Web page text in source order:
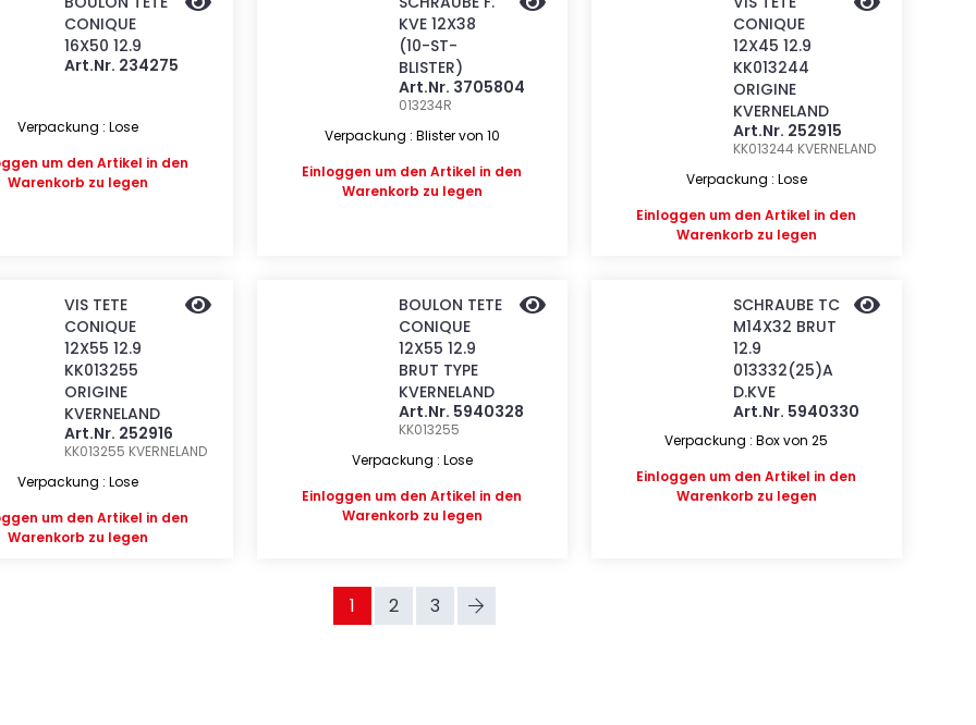
CONIQUE
16X50 12.9
Art.Nr. 234275
Verpackung : Lose
um den Artikel in den
Warenkorb zu legen
KVE 12X38
(10-ST-
BLISTER)
Art.Nr. 3705804
013234R
Verpackung : Blister von 10
Einloggen um den Artikel in den
Warenkorb zu legen
CONIQUE
12X45 12.9
KK013244
ORIGINE
KVERNELAND
Art.Nr. 252915
KK013244 KVERNELAND
Verpackung : Lose
Einloggen um den Artikel in den
Warenkorb zu legen
VIS TETE
CONIQUE
12X55 12.9
KK013255
ORIGINE
KVERNELAND
Art.Nr. 252916
KK013255 KVERNELAND
Verpackung : Lose
um den Artikel in den
Warenkorb zu legen
BOULON TETE
CONIQUE
12X55 12.9
BRUT TYPE
KVERNELAND
Art.Nr. 5940328
KK013255
Verpackung : Lose
Einloggen um den Artikel in den
Warenkorb zu legen
SCHRAUBE TC
M14X32 BRUT
12.9
013332(25)A
D.KVE
Art.Nr. 5940330
Verpackung : Box von 25
Einloggen um den Artikel in den
Warenkorb zu legen
1 2 3